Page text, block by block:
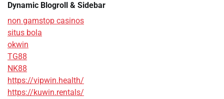
Dynamic Blogroll & Sidebar
non gamstop casinos
situs bola
okwin
TG88
NK88
https://vipwin.health/
https://kuwin.rentals/